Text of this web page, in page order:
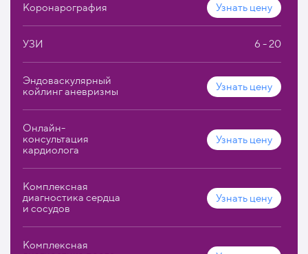
Кардиодиспансер обладает всеми возможностями для
оказания своевременной и квалифицированной помощь
пациентам с любыми патологиями сердца:
высокопрофессиональный коллектив, современная
аппаратура и инновационные методы лечения.
Коронарография Узнать цену
УЗИ 6 - 20
Эндоваскулярный
койлинг аневризмы
Узнать цену
Онлайн-
консультация
кардиолога
Узнать цену
Комплексная
диагностика сердца
и сосудов
Узнать цену
Комплексная